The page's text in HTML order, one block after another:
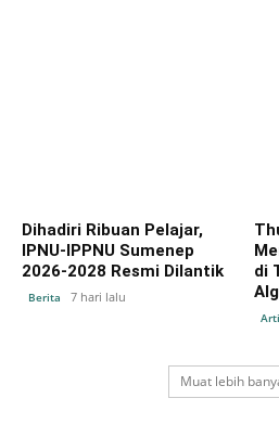
Dihadiri Ribuan Pelajar,
IPNU-IPPNU Sumenep
2026-2028 Resmi Dilantik
Berita 7 hari lalu
di
Muat lebih